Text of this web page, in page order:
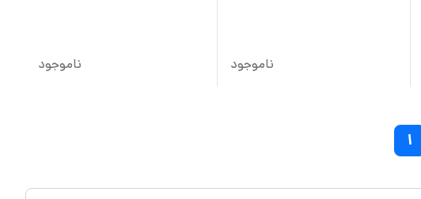
ناموجود ناموجود
۱